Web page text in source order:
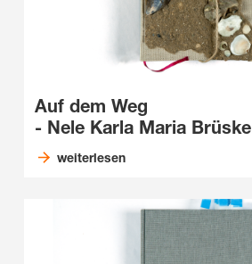
Auf dem Weg
- Nele Karla Maria Brüske
weiterlesen